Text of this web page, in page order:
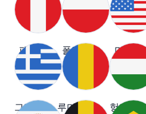
페루 폴란드 미국
그리스 루마니아 헝가리